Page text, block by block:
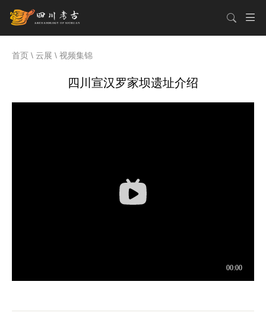
首页 \ 云展 \ 视频集锦
四川宣汉罗家坝遗址介绍